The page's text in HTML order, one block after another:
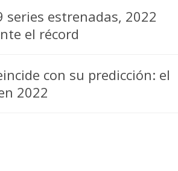
series estrenadas, 2022
el récord
con su predicción: el
2022